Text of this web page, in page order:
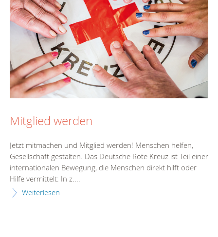
Mitglied werden
Jetzt mitmachen und Mitglied werden! Menschen helfen,
Gesellschaft gestalten. Das Deutsche Rote Kreuz ist Teil einer
internationalen Bewegung, die Menschen direkt hilft oder
Hilfe vermittelt: In z....
Weiterlesen